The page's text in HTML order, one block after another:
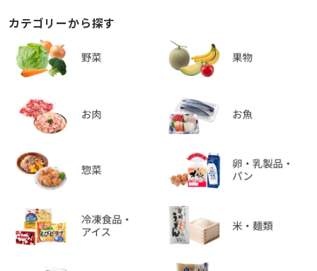
カテゴリーから探す